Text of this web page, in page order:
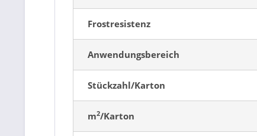
Frostresistenz
Anwendungsbereich
Stückzahl/Karton
m2/Karton